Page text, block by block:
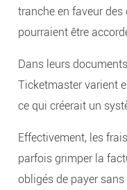
tranche en faveur
pourraient être
Dans leurs
Ticketmaster varient
ce qui créerait un
Effectivement, les
parfois grimper la
obligés de payer